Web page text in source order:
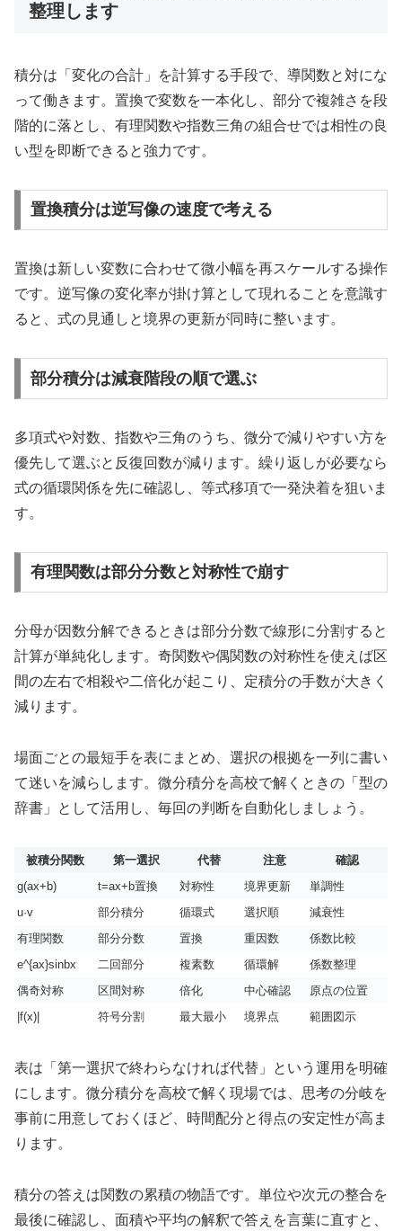
整理します
積分は「変化の合計」を計算する手段で、導関数と対にな
って働きます。置換で変数を一本化し、部分で複雑さを段
階的に落とし、有理関数や指数三角の組合せでは相性の良
い型を即断できると強力です。
置換積分は逆写像の速度で考える
置換は新しい変数に合わせて微小幅を再スケールする操作
です。逆写像の変化率が掛け算として現れることを意識す
ると、式の見通しと境界の更新が同時に整います。
部分積分は減衰階段の順で選ぶ
多項式や対数、指数や三角のうち、微分で減りやすい方を
優先して選ぶと反復回数が減ります。繰り返しが必要なら
式の循環関係を先に確認し、等式移項で一発決着を狙いま
す。
有理関数は部分分数と対称性で崩す
分母が因数分解できるときは部分分数で線形に分割すると
計算が単純化します。奇関数や偶関数の対称性を使えば区
間の左右で相殺や二倍化が起こり、定積分の手数が大きく
減ります。
場面ごとの最短手を表にまとめ、選択の根拠を一列に書い
て迷いを減らします。微分積分を高校で解くときの「型の
辞書」として活用し、毎回の判断を自動化しましょう。
被積分関数 第一選択 代替 注意
確認
g(ax+b)
t=ax+b置換 対称性 境界更新
単調性
u·v
部分積分 循環式 選択順
減衰性
有理関数
部分分数 置換 重因数
係数比較
e^{ax}sinbx
二回部分 複素数 循環解
係数整理
偶奇対称
区間対称 倍化 中心確認
原点の位置
|f(x)|
符号分割 最大最小 境界点 範囲図示
表は「第一選択で終わらなければ代替」という運用を明確
にします。微分積分を高校で解く現場では、思考の分岐を
事前に用意しておくほど、時間配分と得点の安定性が高ま
ります。
積分の答えは関数の累積の物語です。単位や次元の整合を
最後に確認し、面積や平均の解釈で答えを言葉に直すと、